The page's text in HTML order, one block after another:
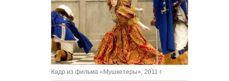
Кадр из фильма «Мушкетеры», 2011 г.